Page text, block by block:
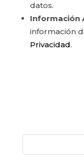
datos.
Información
información
Privacidad.